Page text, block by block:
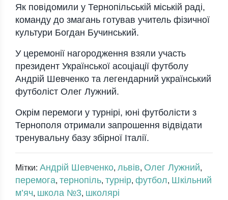
Як повідомили у Тернопільській міській раді,
команду до змагань готував учитель фізичної
культури Богдан Бучинський.
У церемонії нагородження взяли участь
президент Української асоціації футболу
Андрій Шевченко та легендарний український
футболіст Олег Лужний.
Окрім перемоги у турнірі, юні футболісти з
Тернополя отримали запрошення відвідати
тренувальну базу збірної Італії.
Мітки: Андрій Шевченко, львів, Олег Лужний,
перемога, тернопіль, турнір, футбол, Шкільний
м’яч, школа №3, школярі